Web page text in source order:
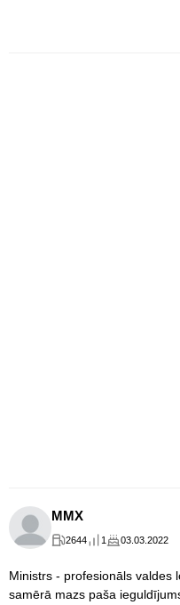
MMX
2644 1 03.03.2022
Ministrs - profesionāls valdes
samērā mazs paša